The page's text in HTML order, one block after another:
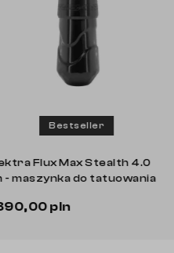
Bestseller
Spektra Flux Max Stealth 4.0
mm - maszynka do tatuowania
4 890,00 plnDo koszyka